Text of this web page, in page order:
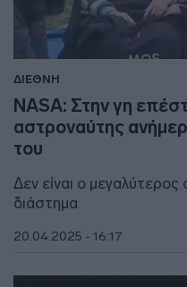
ΔΙΕΘΝΗ
NASA: Στην γη
αστροναύτης
του
Δεν είναι ο μεγαλύτερος
διάστημα
20.04.2025 - 16:17